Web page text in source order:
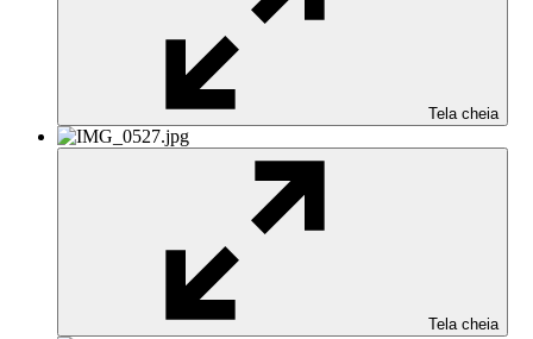
Tela cheia
Tela cheia